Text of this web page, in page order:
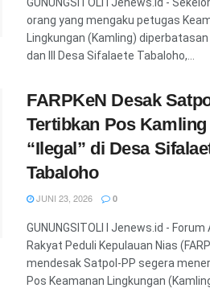
orang yang mengaku petugas
Lingkungan (Kamling) diperbatasan
dan lll Desa Sifalaete Tabaloho,...
FARPKeN Desak
Tertibkan Pos Kamling
“Ilegal” di Desa
Tabaloho
JUNI 23, 2026 0
GUNUNGSITOLI l Jenews.id - Forum
Rakyat Peduli Kepulauan Nias
mendesak Satpol-PP segera
Pos Keamanan Lingkungan